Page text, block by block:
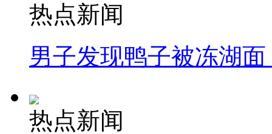
热点新闻
男子发现鸭子被冻湖
热点新闻